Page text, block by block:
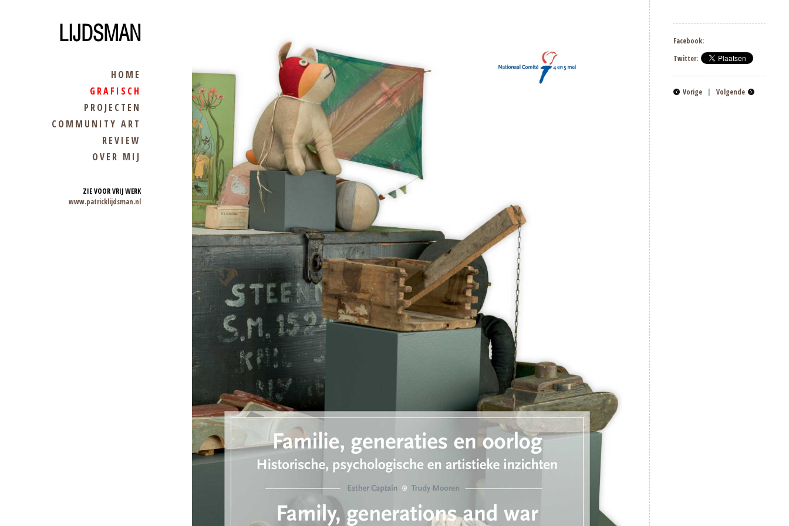
LIJDSMAN
HOME
GRAFISCH
PROJECTEN
COMMUNITY ART
REVIEW
OVER MIJ
ZIE VOOR VRIJ WERK
www.patricklijdsman.nl
Facebook:
Twitter:
Vorige | Volgende